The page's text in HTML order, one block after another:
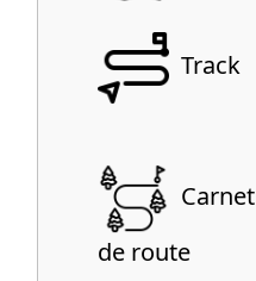
Track
Carnet
de route